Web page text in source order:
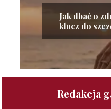
Jak dbać o
klucz do
Redakcja